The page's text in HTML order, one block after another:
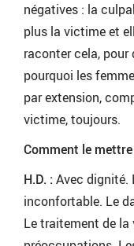
négatives : la
plus la victime et
raconter cela, pour
pourquoi les
par extension,
victime, toujours.
Comment le mettre
H.D. : Avec dignité.
inconfortable. Le
Le traitement de